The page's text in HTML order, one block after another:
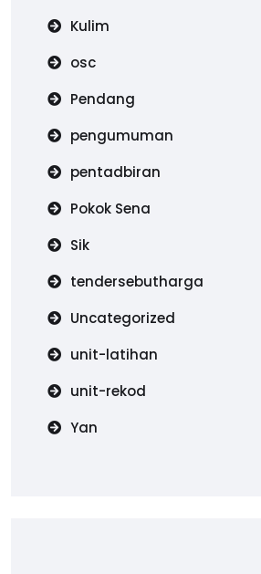
Kulim
osc
Pendang
pengumuman
pentadbiran
Pokok Sena
Sik
tendersebutharga
Uncategorized
unit-latihan
unit-rekod
Yan